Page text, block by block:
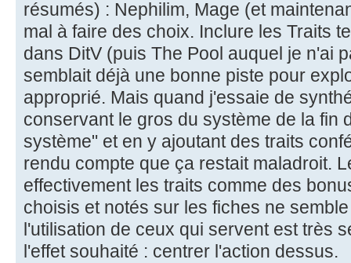
résumés) : Nephilim, Mage (et
mal à faire des choix. Inclure les Traits
dans DitV (puis The Pool auquel je n'ai
semblait déjà une bonne piste pour
approprié. Mais quand j'essaie de
conservant le gros du système de la fin
système" et en y ajoutant des traits
rendu compte que ça restait maladroit.
effectivement les traits comme des
choisis et notés sur les fiches ne
l'utilisation de ceux qui servent est très
l'effet souhaité : centrer l'action dessus.